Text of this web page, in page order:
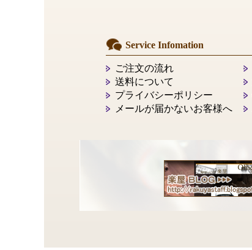
Service Infomation
ご注文の流れ
送料について
プライバシーポリシー
メールが届かないお客様へ